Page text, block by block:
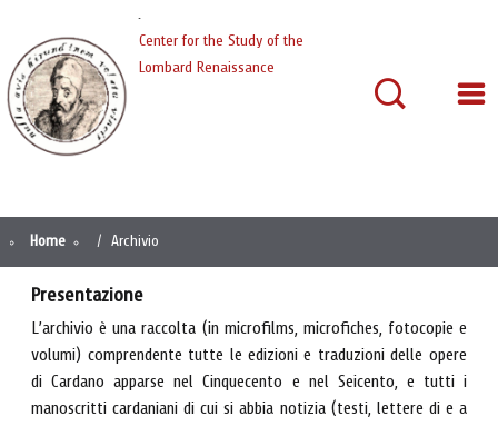
Center for the Study of the
Lombard Renaissance
Home Archivio
Presentazione
L’archivio è una raccolta (in microfilms, microfiches, fotocopie e
volumi) comprendente tutte le edizioni e traduzioni delle opere
di Cardano apparse nel Cinquecento e nel Seicento, e tutti i
manoscritti cardaniani di cui si abbia notizia (testi, lettere di e a